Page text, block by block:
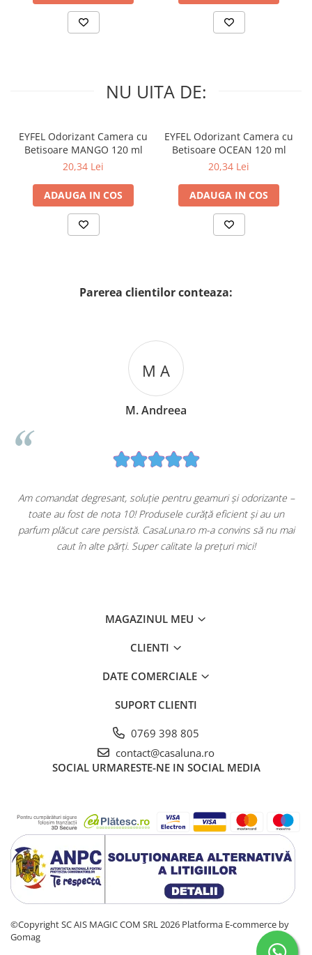
NU UITA DE:
EYFEL Odorizant Camera cu
Betisoare MANGO 120 ml
20,34 Lei
ADAUGA IN COS
EYFEL Odorizant Camera cu
Betisoare OCEAN 120 ml
20,34 Lei
ADAUGA IN COS
Parerea clientilor conteaza:
M A
M. Andreea
Am comandat degresant, soluție pentru geamuri și odorizante –
toate au fost de nota 10! Produsele curăță eficient și au un
parfum plăcut care persistă. CasaLuna.ro m-a convins să nu mai
caut în alte părți. Super calitate la prețuri mici!
MAGAZINUL MEU
CLIENTI
DATE COMERCIALE
SUPORT CLIENTI
0769 398 805
contact@casaluna.ro
SOCIAL URMARESTE-NE IN SOCIAL MEDIA
©Copyright SC AIS MAGIC COM SRL 2026 Platforma E-commerce by
Gomag